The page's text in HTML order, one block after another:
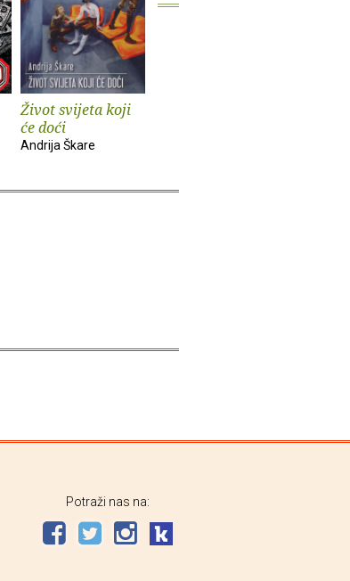
Život svijeta koji
će doći
Andrija Škare
Potraži nas na: